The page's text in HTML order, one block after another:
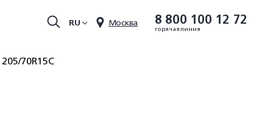
8 800 100 12 72
горячая линия
Москва
RU
70R15C